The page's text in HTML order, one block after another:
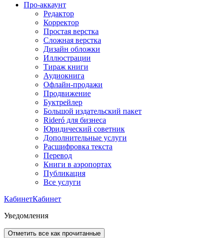
Про-аккаунт
Редактор
Корректор
Простая верстка
Сложная верстка
Дизайн обложки
Иллюстрации
Тираж книги
Аудиокнига
Офлайн-продажи
Продвижение
Буктрейлер
Большой издательский пакет
Rideró для бизнеса
Юридический советник
Дополнительные услуги
Расшифровка текста
Перевод
Книги в аэропортах
Публикация
Все услуги
КабинетКабинет
Уведомления
Отметить все как прочитанные